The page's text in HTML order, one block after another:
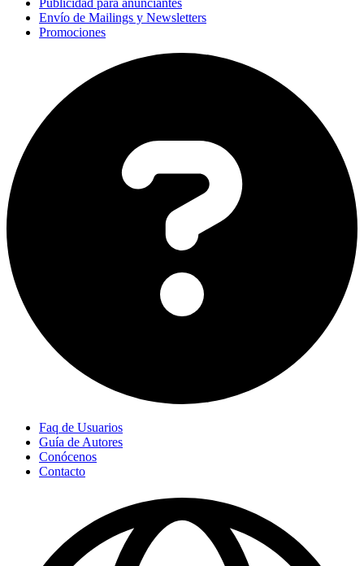
Envío de Mailings y Newsletters
Promociones
Faq de Usuarios
Guía de Autores
Conócenos
Contacto